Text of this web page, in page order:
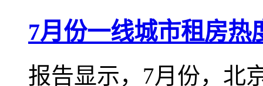
7月份一线城市租房热
报告显示，7月份，北